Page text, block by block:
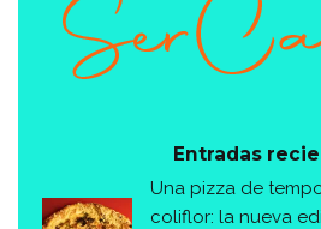
Entradas
Una pizza de
coliflor: la nueva